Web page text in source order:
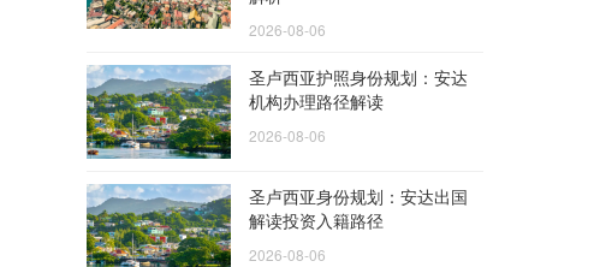
2026-08-06
圣卢西亚护照身份规划：安达
机构办理路径解读
2026-08-06
圣卢西亚身份规划：安达出国
解读投资入籍路径
2026-08-06